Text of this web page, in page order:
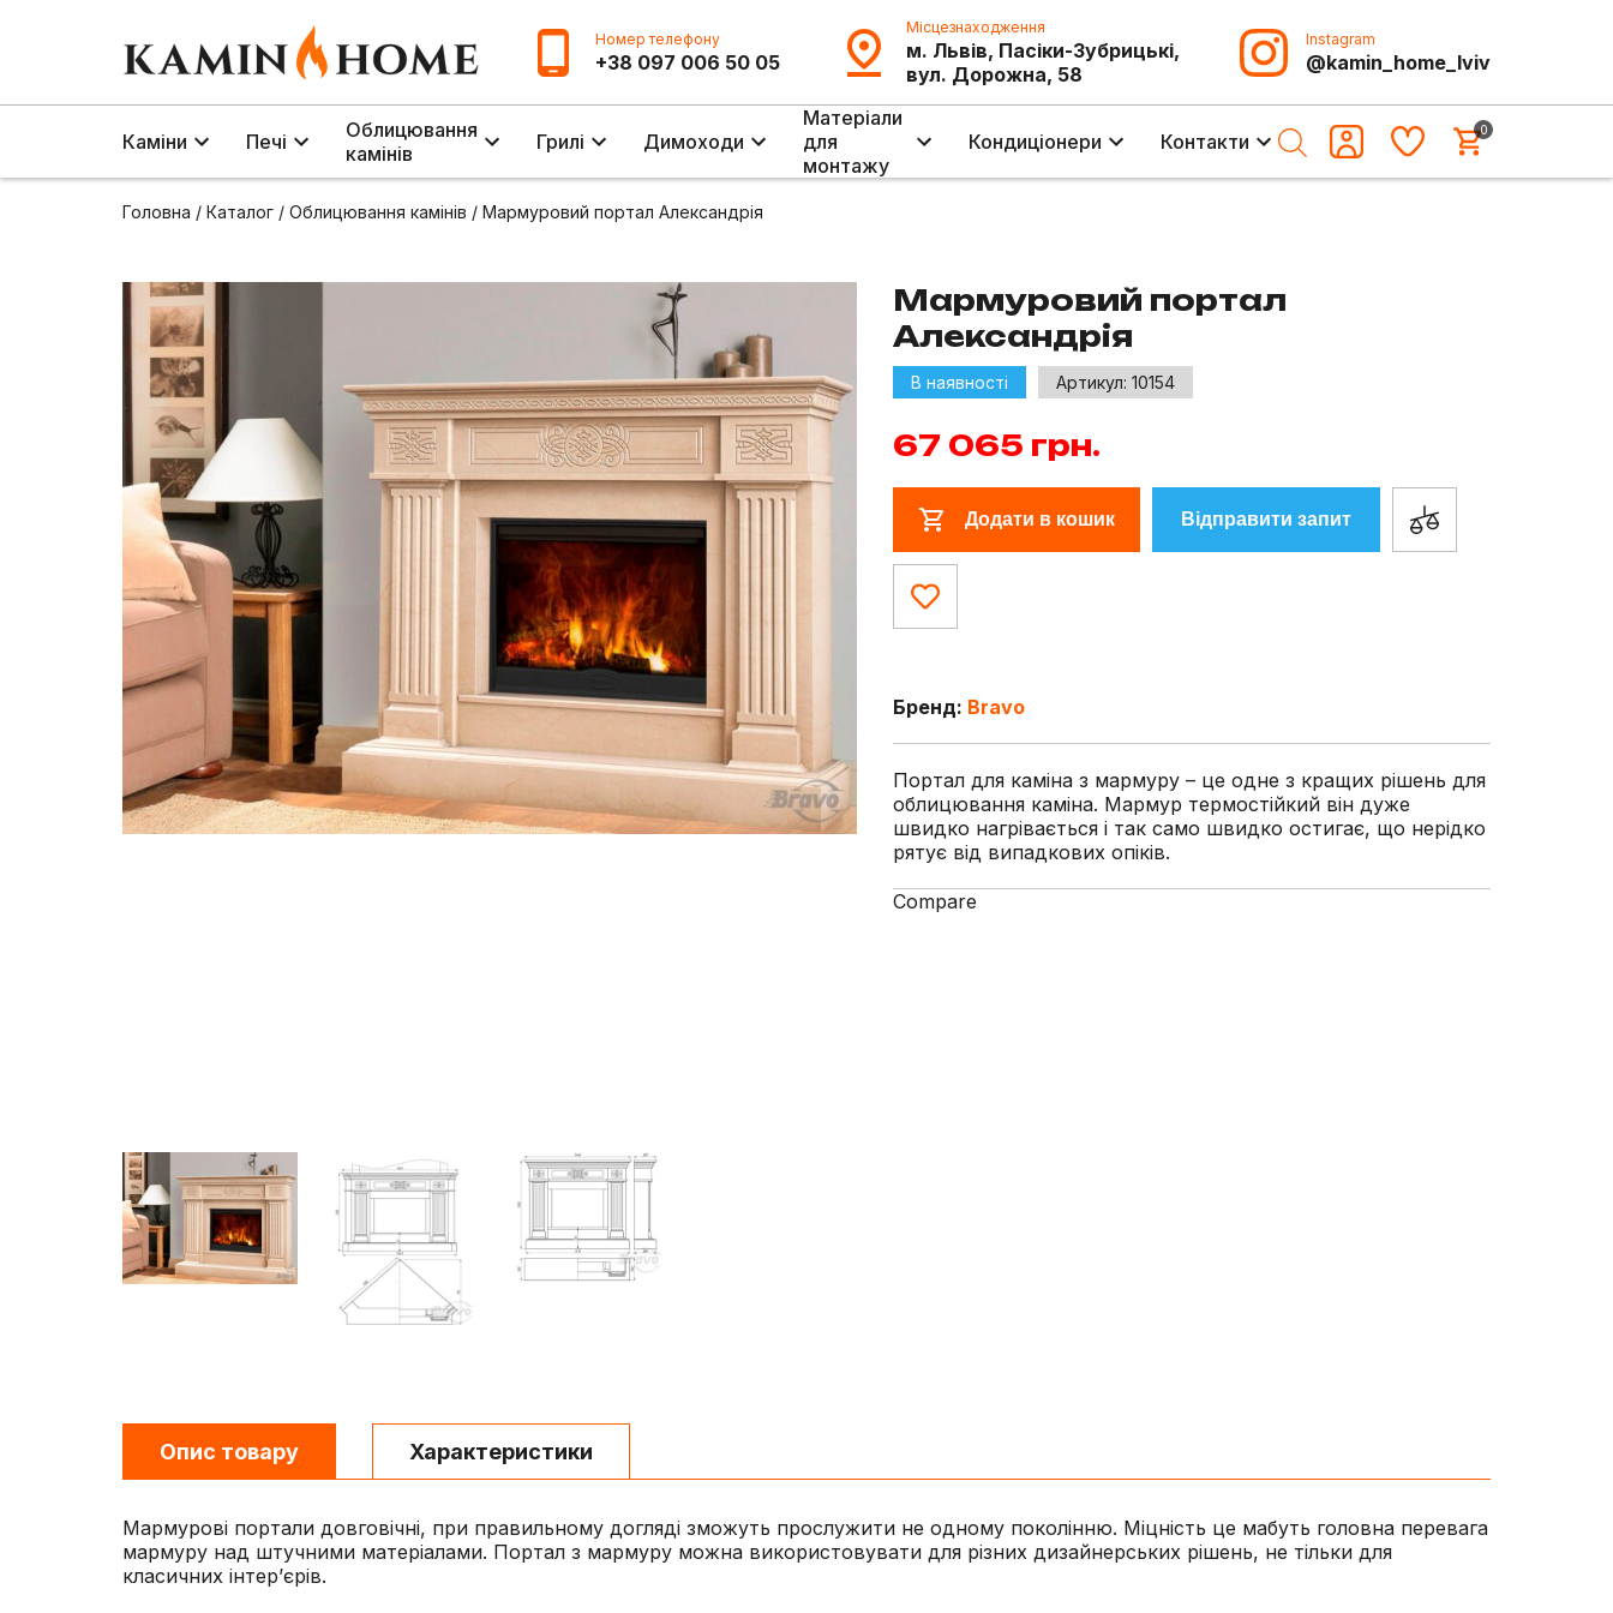
Номер телефону
+38 097 006 50 05
Місцезнаходження
м. Львів, Пасіки-Зубрицькі,
вул. Дорожна, 58
Instagram
@kamin_home_lviv
Каміни Печі
Облицювання
камінів
Грилі Димоходи
Матеріали
для
монтажу
Кондиціонери Контакти 0
Головна / Каталог / Облицювання камінів / Мармуровий портал Александрія
Мармуровий портал
Александрія
В наявності Артикул: 10154
67 065 грн.
Додати в кошик Відправити запит
Бренд: Bravo
Портал для каміна з мармуру – це одне з кращих рішень для
облицювання каміна. Мармур термостійкий він дуже
швидко нагрівається і так само швидко остигає, що нерідко
рятує від випадкових опіків.
Compare
Опис товару Характеристики
Мармурові портали довговічні, при правильному догляді зможуть прослужити не одному поколінню. Міцність це мабуть головна перевага
мармуру над штучними матеріалами. Портал з мармуру можна використовувати для різних дизайнерських рішень, не тільки для
класичних інтер’єрів.